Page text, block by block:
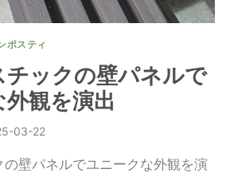
ポスティ
ックの壁パネルで
観を演出
03-22
壁パネルでユニークな外観を演